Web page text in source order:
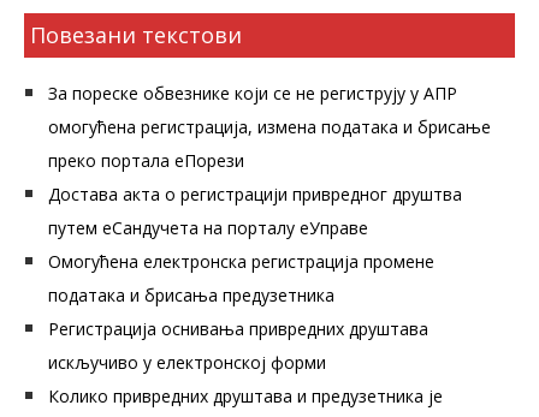
Повезани текстови
За пореске обвезнике који се не региструју у АПР
омогућена регистрација, измена података и брисање
преко портала еПорези
Достава акта о регистрацији привредног друштва
путем еСандучета на порталу еУправе
Омогућена електронска регистрација промене
података и брисања предузетника
Регистрација оснивања привредних друштава
искључиво у електронској форми
Колико привредних друштава и предузетника је